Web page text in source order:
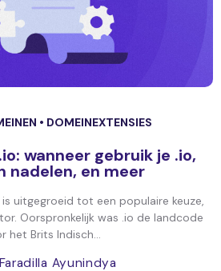
• DOMEINEXTENSIES
wanneer gebruik je .io,
nadelen, en meer
uitgegroeid tot een populaire keuze,
Oorspronkelijk was .io de landcode
het Brits Indisch...
Ayunindya